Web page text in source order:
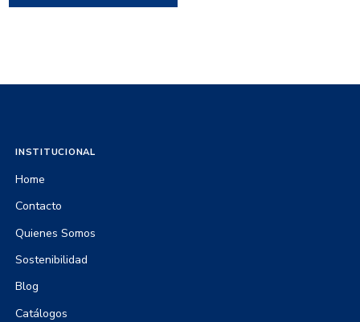
INSTITUCIONAL
Home
Contacto
Quienes Somos
Sostenibilidad
Blog
Catálogos